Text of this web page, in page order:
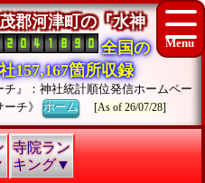
郡河津町の『水神
全国の
157,167箇所収録
チ』：神社統計順位発信ホームペー
ーチ》ホーム [As of 26/07/28]
寺院ラン
キング▼